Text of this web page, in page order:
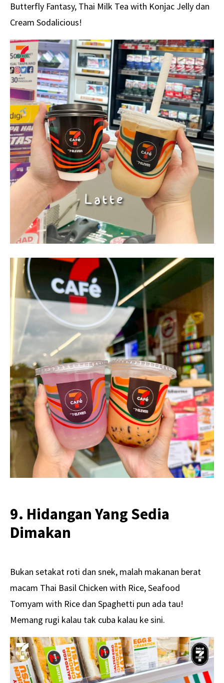
Butterfly Fantasy, Thai Milk Tea with Konjac Jelly dan
Cream Sodalicious!
9. Hidangan Yang Sedia
Dimakan
Bukan setakat roti dan snek, malah makanan berat
macam Thai Basil Chicken with Rice, Seafood
Tomyam with Rice dan Spaghetti pun ada tau!
Memang rugi kalau tak cuba kalau ke sini.